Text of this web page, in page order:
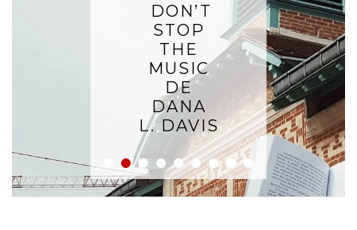
DON’T
STOP
THE
MUSIC
DE
DANA
L. DAVIS